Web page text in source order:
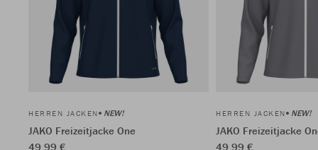
HERREN JACKEN NEW!
JAKO Freizeitjacke One
49,99 €
HERREN JACKEN NEW!
JAKO Freizeitjacke
49,99 €